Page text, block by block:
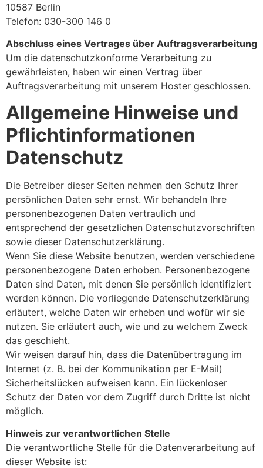
10587 Berlin
Telefon: 030-300 146 0
Abschluss eines Vertrages über Auftragsverarbeitung
Um die datenschutzkonforme Verarbeitung zu
gewährleisten, haben wir einen Vertrag über
Auftragsverarbeitung mit unserem Hoster geschlossen.
Allgemeine Hinweise und
Pflichtinformationen
Datenschutz
Die Betreiber dieser Seiten nehmen den Schutz Ihrer
persönlichen Daten sehr ernst. Wir behandeln Ihre
personenbezogenen Daten vertraulich und
entsprechend der gesetzlichen Datenschutzvorschriften
sowie dieser Datenschutzerklärung.
Wenn Sie diese Website benutzen, werden verschiedene
personenbezogene Daten erhoben. Personenbezogene
Daten sind Daten, mit denen Sie persönlich identifiziert
werden können. Die vorliegende Datenschutzerklärung
erläutert, welche Daten wir erheben und wofür wir sie
nutzen. Sie erläutert auch, wie und zu welchem Zweck
das geschieht.
Wir weisen darauf hin, dass die Datenübertragung im
Internet (z. B. bei der Kommunikation per E-Mail)
Sicherheitslücken aufweisen kann. Ein lückenloser
Schutz der Daten vor dem Zugriff durch Dritte ist nicht
möglich.
Hinweis zur verantwortlichen Stelle
Die verantwortliche Stelle für die Datenverarbeitung auf
dieser Website ist: